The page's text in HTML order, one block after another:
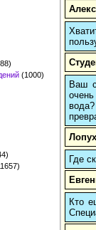
(1000)
Ваш
Лопух
Где
Кто